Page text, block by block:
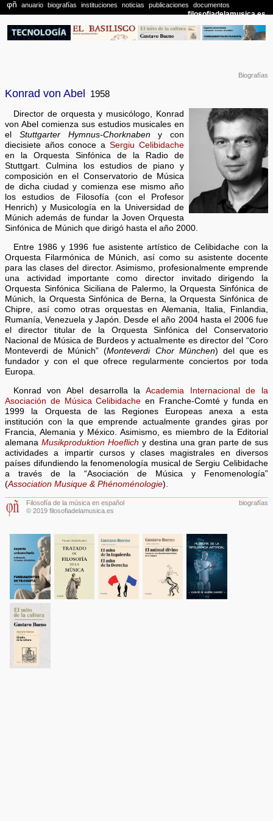
Biografías
Konrad von Abel 1958
Director de orquesta y musicólogo, Konrad
von Abel comienza sus estudios musicales en
el Stuttgarter Hymnus-Chorknabeny con
diecisiete años conoce aSergiu Celibidache
en la Orquesta Sinfónica de la Radio de
Stuttgart. Culmina los estudios de piano y
composición en el Conservatorio de Música
de dicha ciudad y comienza ese mismo año
los estudios de Filosofía (con el Profesor
Henrich) y Musicología en la Universidad de
Múnich además de fundar la Joven Orquesta
Sinfónica de Múnich que dirigó hasta el año 2000.
Entre 1986 y 1996 fue asistente artístico de Celibidache con la
Orquesta Filarmónica de Múnich, así como su asistente docente
para las clases del director. Asimismo, profesionalmente emprende
una actividad importante como director invitado dirigendo la
Orquesta Sinfónica Siciliana de Palermo, la Orquesta Sinfónica de
Múnich, la Orquesta Sinfónica de Berna, la Orquesta Sinfónica de
Chipre, así como otras orquestas en Alemania, Italia, Finlandia,
Rumanía, Venezuela y Japón. Desde el año 2004 hasta el 2006 fue
el director titular de la Orquesta Sinfónica del Conservatorio
Nacional de Música de Burdeos y actualmente es director del “Coro
Monteverdi de Múnich” (Monteverdi Chor München) del que es
fundador y con el que ofrece regularmente conciertos por toda
Europa.
Konrad von Abel desarrolla la Academia Internacional de la
Asociación de Música Celibidache en Franche-Comté y funda en
1999 la Orquesta de las Regiones Europeas anexa a esta
institución con la que emprende actualmente grandes giras por
Francia, Alemania y México. Asimismo, es miembro de la Editorial
alemanaMusikproduktion Hoeflich y destina una gran parte de sus
actividades a impartir cursos y clases magistrales en diversos
países difundiendo la fenomenología musical de Sergiu Celibidache
a través de la “Asociación de Música y Fenomenología”
(Association Musique & Phénoménologie).
Filosofía de la música en español
© 2019 filosofiadelamusica.es
biografías